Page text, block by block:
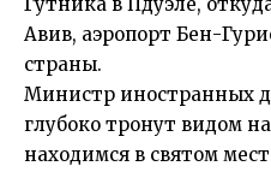
Авив, аэропорт Бен-
страны.
Министр иностранных
глубоко тронут видом
находимся в святом